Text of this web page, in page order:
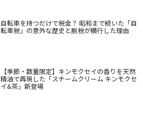
自転車を持つだけで税金？ 昭和まで続いた「自
転車税」の意外な歴史と脱税が横行した理由
【季節・数量限定】キンモクセイの香りを天然
精油で再現した「スチームクリーム キンモクセ
イ&茶」新登場